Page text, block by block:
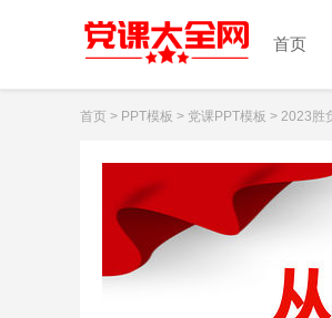
首页
首页 > PPT模板 > 党课PPT模板 > 2023胜